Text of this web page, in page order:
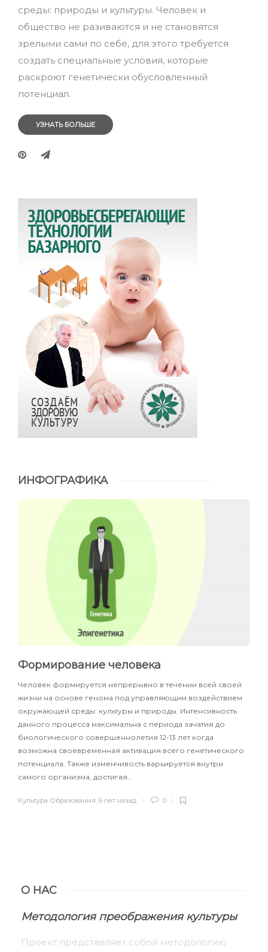
среды: природы и культуры. Человек и
общество не разиваются и не становятся
зрелыми сами по себе, для этого требуется
создать специальные условия, которые
раскроют генетически обусловленный
потенциал.
УЗНАТЬ БОЛЬШЕ
ИНФОГРАФИКА
Формирование человека
Человек формируется непрерывно в течении всей своей
жизни на основе генома под управляющим воздействием
окружающей среды: культуры и природы. Интенсивность
данного процесса максимальна с периода зачатия до
биологического совершеннолетия 12-13 лет когда
возможна своевременная активация всего генетического
потенциала. Также изменчивость варьируется внутри
самого организма, достигая…
Культура Образования, 6 лет назад 0
О НАС
Методология преображения культуры
Проект представляет собой методологию